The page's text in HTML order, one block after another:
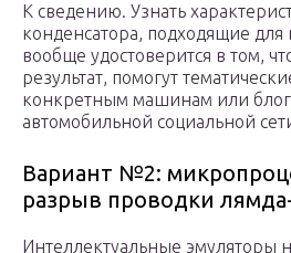
К сведению. Узнать
конденсатора, подходящие
вообще удостоверится в том,
результат, помогут
конкретным машинам или
автомобильной социальной
Вариант №2:
разрыв проводки
Интеллектуальные эмуляторы